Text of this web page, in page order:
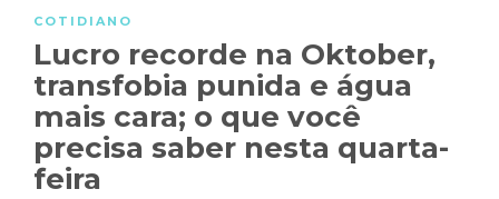
COTIDIANO
Lucro recorde na Oktober,
transfobia punida e água
mais cara; o que você
precisa saber nesta quarta-
feira